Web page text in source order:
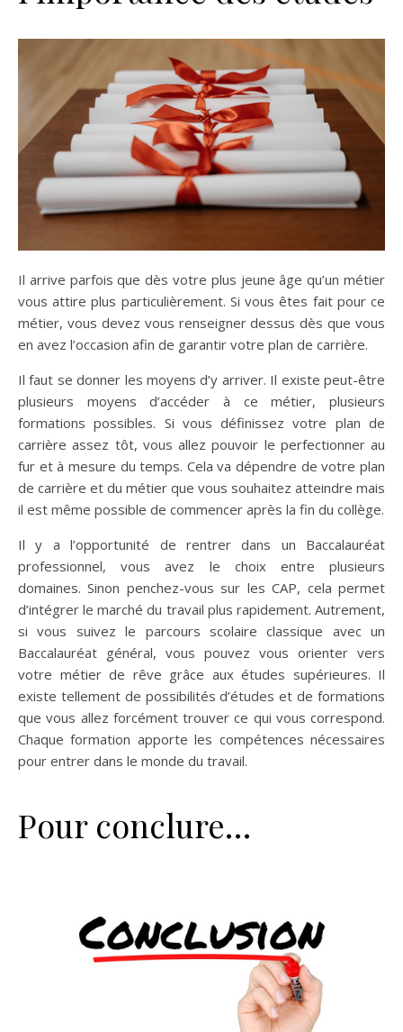
Il arrive parfois que dès votre plus jeune âge qu’un métier
vous attire plus particulièrement. Si vous êtes fait pour ce
métier, vous devez vous renseigner dessus dès que vous
en avez l’occasion afin de garantir votre plan de carrière.
Il faut se donner les moyens d’y arriver. Il existe peut-être
plusieurs moyens d’accéder à ce métier, plusieurs
formations possibles. Si vous définissez votre plan de
carrière assez tôt, vous allez pouvoir le perfectionner au
fur et à mesure du temps. Cela va dépendre de votre plan
de carrière et du métier que vous souhaitez atteindre mais
il est même possible de commencer après la fin du collège.
Il y a l’opportunité de rentrer dans un Baccalauréat
professionnel, vous avez le choix entre plusieurs
domaines. Sinon penchez-vous sur les CAP, cela permet
d’intégrer le marché du travail plus rapidement. Autrement,
si vous suivez le parcours scolaire classique avec un
Baccalauréat général, vous pouvez vous orienter vers
votre métier de rêve grâce aux études supérieures. Il
existe tellement de possibilités d’études et de formations
que vous allez forcément trouver ce qui vous correspond.
Chaque formation apporte les compétences nécessaires
pour entrer dans le monde du travail.
Pour conclure…